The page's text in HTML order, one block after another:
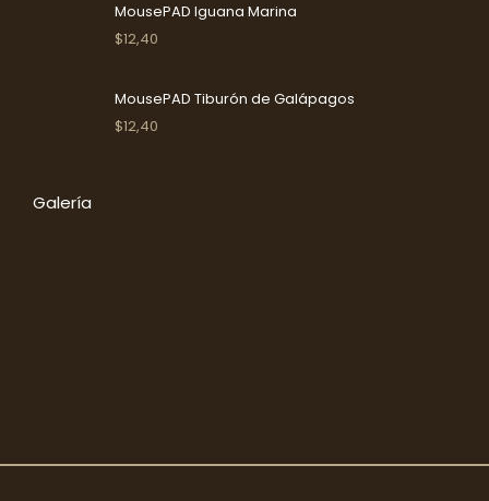
MousePAD Iguana Marina
$12,40
MousePAD Tiburón de Galápagos
$12,40
Galería